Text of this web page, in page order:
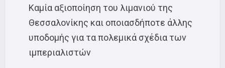
Καμία αξιοποίηση του λιμανιού της
Θεσσαλονίκης και οποιασδήποτε άλλης
υποδομής για τα πολεμικά σχέδια των
ιμπεριαλιστών